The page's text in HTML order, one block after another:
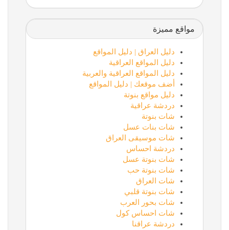
مواقع مميزة
دليل العراق | دليل المواقع
دليل المواقع العراقية
دليل المواقع العراقية والعربية
أضف موقعك | دليل المواقع
دليل مواقع بنوتة
دردشة عراقية
شات بنوتة
شات بنات عسل
شات موسيقى العراق
دردشة احساس
شات بنوتة عسل
شات بنوتة حب
شات العراق
شات بنوتة قلبي
شات بحور العرب
شات احساس كول
دردشة عراقنا